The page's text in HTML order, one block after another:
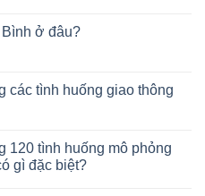
ở đâu?
các tình huống giao thông
120 tình huống mô phỏng
gì đặc biệt?